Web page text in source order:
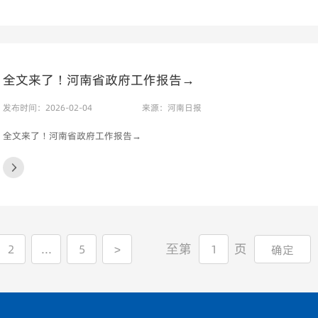
全文来了！河南省政府工作报告→
发布时间：2026-02-04 来源：河南日报
全文来了！河南省政府工作报告→
2 ... 5 > 至第 页 确定